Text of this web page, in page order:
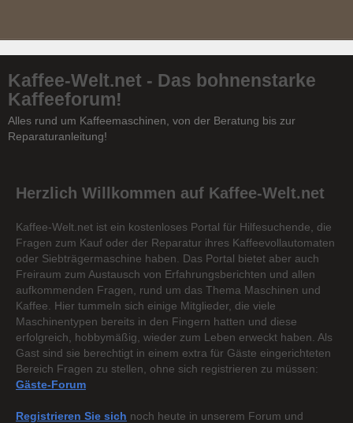
Kaffee-Welt.net - Das bohnenstarke
Kaffeeforum!
Alles rund um Kaffeemaschinen, von der Beratung bis zur
Reparaturanleitung!
Herzlich Willkommen auf Kaffee-Welt.net
Kaffee-Welt.net ist ein kostenloses Portal für Hilfesuchende, die
Fragen zum Kauf oder der Reparatur ihres Kaffeevollautomaten
oder Siebträgermaschine haben. Das Portal bietet aber auch
Freiraum zum Austausch von Erfahrungsberichten und allen
aufkommenden Fragen, rund um das Thema Maschinen und
Kaffee. Hier tummeln sich einige Mitglieder, die viele
Maschinentypen bereits in den Fingern hatten und diese
erfolgreich, hobbymäßig, wieder zum Leben erweckt haben. Als
Gast sind sie berechtigt in einem extra für Gäste eingerichteten
Bereich Fragen zu stellen, ohne sich registrieren zu müssen:
Gäste-Forum
Registrieren Sie sich noch heute in unserem Forum und